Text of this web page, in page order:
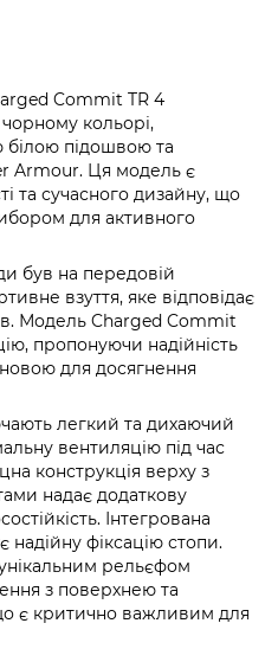
Commit TR 4
кольорі,
підошвою та
Armour. Ця модель є
та сучасного дизайну, що
для активного
був на передовій
взуття, яке відповідає
Модель Charged Commit
пропонуючи надійність
для досягнення
легкий та дихаючий
вентиляцію під час
конструкція верху з
надає додаткову
Інтегрована
надійну фіксацію стопи.
рельєфом
з поверхнею та
є критично важливим для